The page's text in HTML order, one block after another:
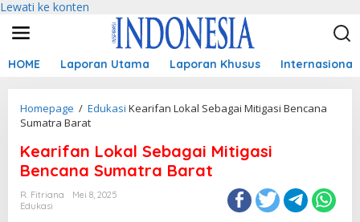
Lewati ke konten
HOME Laporan Utama Laporan Khusus Internasional
Homepage / Edukasi Kearifan Lokal Sebagai Mitigasi Bencana
Sumatra Barat
Kearifan Lokal Sebagai Mitigasi
Bencana Sumatra Barat
R. Fitriana
Mei 8, 2025
Edukasi